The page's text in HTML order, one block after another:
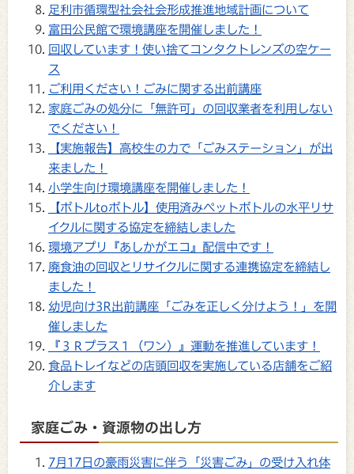
足利市循環型社会社会形成推進地域計画について
富田公民館で環境講座を開催しました！
回収しています！使い捨てコンタクトレンズの空ケー
ス
ご利用ください！ごみに関する出前講座
家庭ごみの処分に「無許可」の回収業者を利用しない
でください！
【実施報告】高校生の力で「ごみステーション」が出
来ました！
小学生向け環境講座を開催しました！
【ボトルtoボトル】使用済みペットボトルの水平リサ
イクルに関する協定を締結しました
環境アプリ『あしかがエコ』配信中です！
廃食油の回収とリサイクルに関する連携協定を締結し
ました！
幼児向け3R出前講座「ごみを正しく分けよう！」を開
催しました
『３Ｒプラス１（ワン）』運動を推進しています！
食品トレイなどの店頭回収を実施している店舗をご紹
介します
家庭ごみ・資源物の出し方
7月17日の豪雨災害に伴う「災害ごみ」の受け入れ体